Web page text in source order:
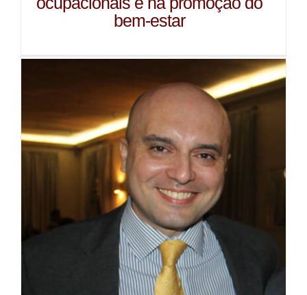
bem-estar